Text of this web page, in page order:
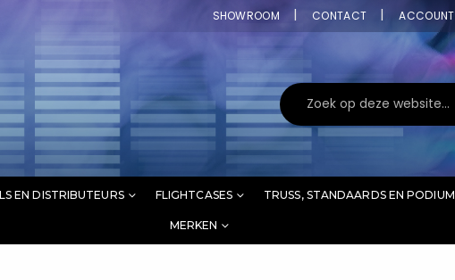
SHOWROOM CONTACT ACCOUNT
EN DISTRIBUTEURS FLIGHTCASES TRUSS, STANDAARDS EN PODIUM
MERKEN